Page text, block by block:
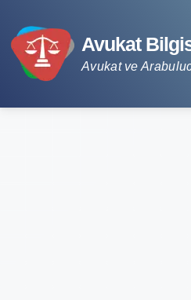
Avukat
Avukat ve